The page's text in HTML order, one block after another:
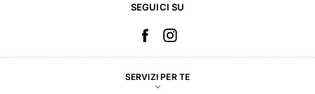
SEGUICI SU
SERVIZI PER TE